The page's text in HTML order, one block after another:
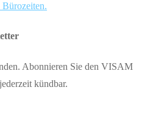
Abonnieren Sie den VISAM
kündbar.